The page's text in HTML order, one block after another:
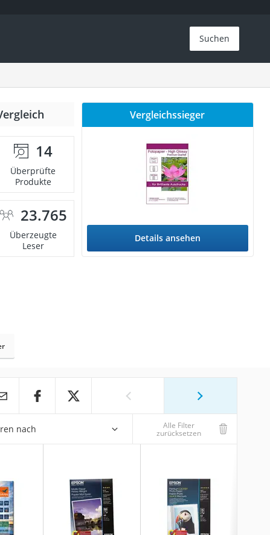
Suchen
14
Überprüfte
Produkte
23.765
Überzeugte
Leser
Vergleichssieger
Details ansehen
nach Alle Filter
zurücksetzen